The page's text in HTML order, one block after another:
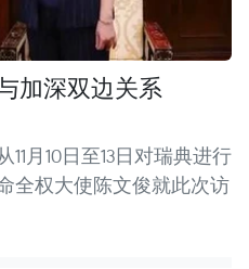
加深双边关系
月10日至13日对瑞典进行
全权大使陈文俊就此次访